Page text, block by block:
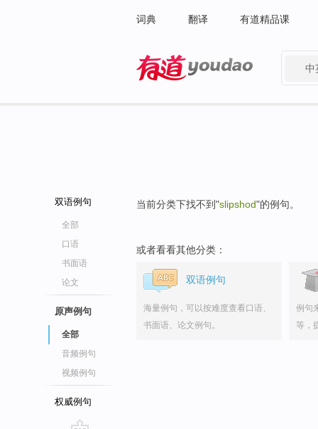
词典 翻译 有道精品课
中
双语例句
全部
口语
书面语
论文
原声例句
全部
音频例句
视频例句
权威例句
当前分类下找不到"slipshod"的例句。
或者看看其他分类：
双语例句
海量例句，可以按难度查看口语、
书面语、论文例句。
例句
等，